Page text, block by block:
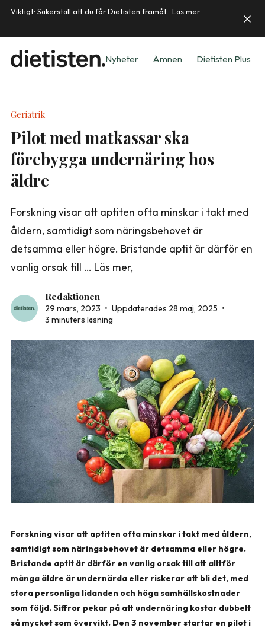
Viktigt: Säkerställ att du får Dietisten framåt. Läs mer
Nyheter Ämnen Dietisten Plus
Geriatrik
Pilot med matkassar ska
förebygga undernäring hos
äldre
Forskning visar att aptiten ofta minskar i takt med
åldern, samtidigt som näringsbehovet är
detsamma eller högre. Bristande aptit är därför en
vanlig orsak till … Läs mer,
Redaktionen
29 mars, 2023 • Uppdaterades 28 maj, 2025 •
3 minuters läsning
Forskning visar att aptiten ofta minskar i takt med åldern,
samtidigt som näringsbehovet är detsamma eller högre.
Bristande aptit är därför en vanlig orsak till att alltför
många äldre är undernärda eller riskerar att bli det, med
stora personliga lidanden och höga samhällskostnader
som följd. Siffror pekar på att undernäring kostar dubbelt
så mycket som övervikt. Den 3 november startar en pilot i